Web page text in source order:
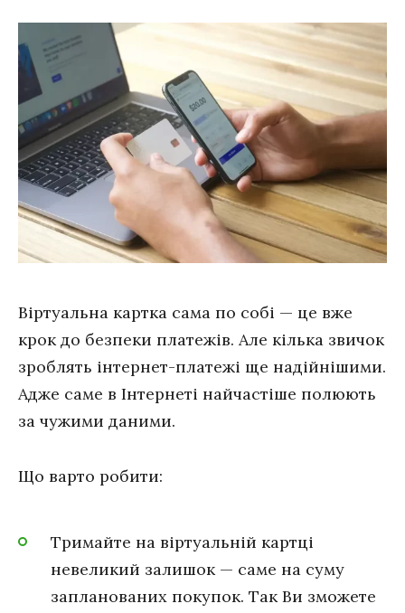
Віртуальна картка сама по собі — це вже
крок до безпеки платежів. Але кілька звичок
зроблять інтернет-платежі ще надійнішими.
Адже саме в Інтернеті найчастіше полюють
за чужими даними.
Що варто робити:
Тримайте на віртуальній картці
невеликий залишок — саме на суму
запланованих покупок. Так Ви зможете